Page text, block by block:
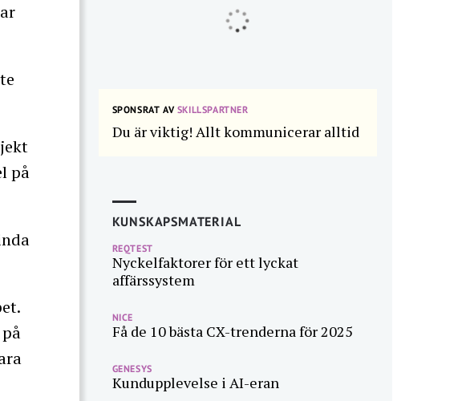
på
SPONSRAT AVSKILLSPARTNER
Du är viktig! Allt kommunicerar alltid
KUNSKAPSMATERIAL
REQTEST
Nyckelfaktorer för ett lyckat
affärssystem
NICE
Få de 10 bästa CX-trenderna för 2025
GENESYS
Kundupplevelse i AI-eran